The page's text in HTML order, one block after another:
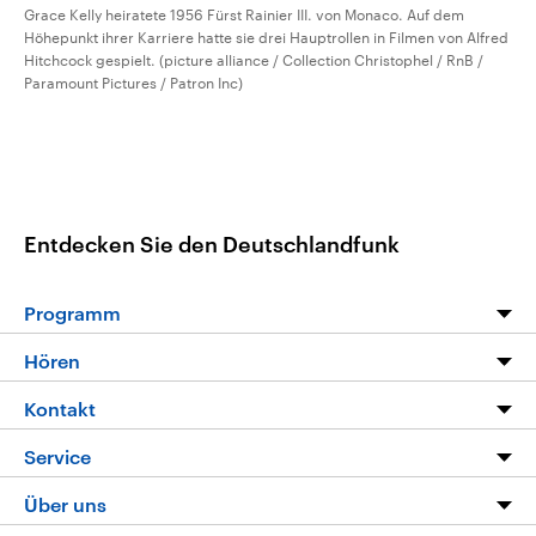
Grace Kelly heiratete 1956 Fürst Rainier III. von Monaco. Auf dem
Höhepunkt ihrer Karriere hatte sie drei Hauptrollen in Filmen von Alfred
Hitchcock gespielt. (picture alliance / Collection Christophel / RnB /
Paramount Pictures / Patron Inc)
Entdecken Sie den Deutschlandfunk
Programm
Programm
Die Nachrichten
Nachrichtenleicht
Neue Beiträge auf dlf.de
Hören
Livestream
Podcasts
Deutschlandfunk App
Kontakt
Hörerservice
Service
FAQ
Über uns